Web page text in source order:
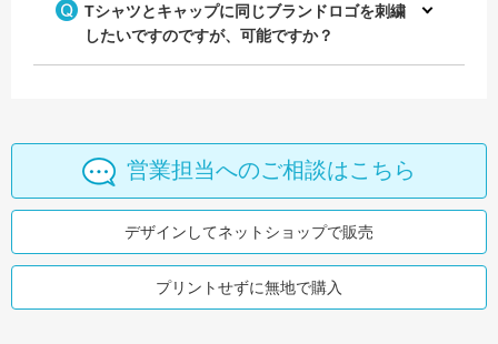
Tシャツとキャップに同じブランドロゴを刺繍
したいですのですが、可能ですか？
営業担当へのご相談はこちら
デザインしてネットショップで販売
プリントせずに無地で購入